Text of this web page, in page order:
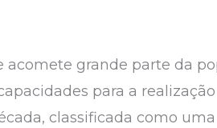
grande parte da
para a
classificada como